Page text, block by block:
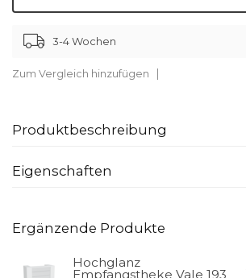
3-4 Wochen
Zum Vergleich hinzufügen
Produktbeschreibung
Eigenschaften
Ergänzende Produkte
Hochglanz
Empfangstheke Vale 193